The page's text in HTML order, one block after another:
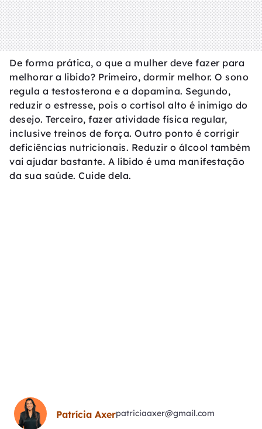
De forma prática, o que a mulher deve fazer para
melhorar a libido? Primeiro, dormir melhor. O sono
regula a testosterona e a dopamina. Segundo,
reduzir o estresse, pois o cortisol alto é inimigo do
desejo. Terceiro, fazer atividade física regular,
inclusive treinos de força. Outro ponto é corrigir
deficiências nutricionais. Reduzir o álcool também
vai ajudar bastante. A libido é uma manifestação
da sua saúde. Cuide dela.
Patrícia Axerpatriciaaxer@gmail.com